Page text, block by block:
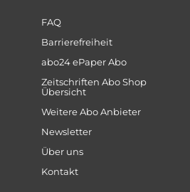
FAQ
Barrierefreiheit
abo24 ePaper Abo
Zeitschriften Abo Shop
Übersicht
Weitere Abo Anbieter
Newsletter
Über uns
Kontakt